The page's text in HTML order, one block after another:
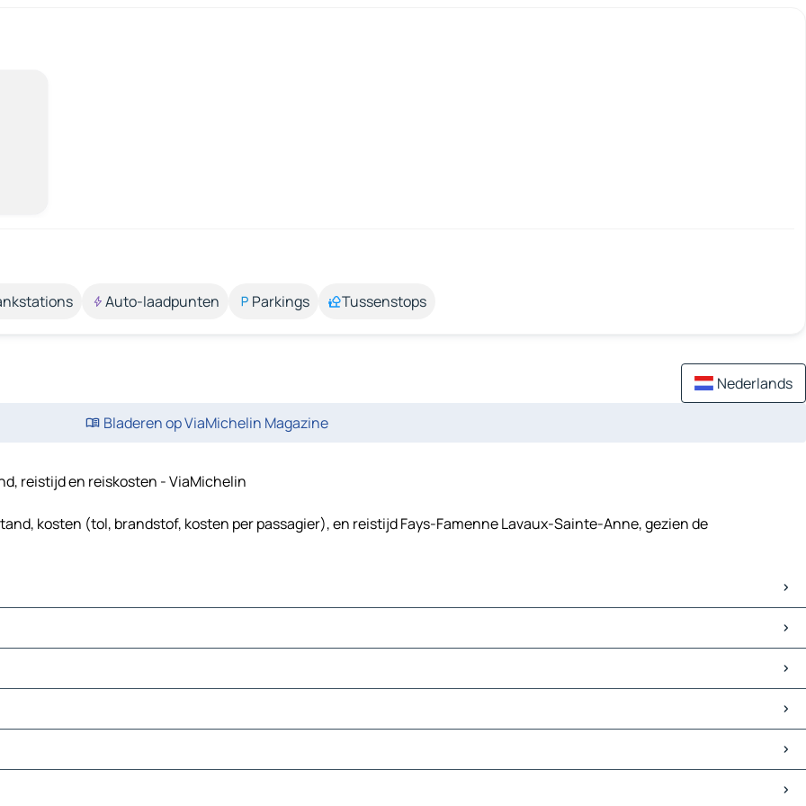
Auto-laadpunten Parkings Tussenstops
Nederlands
Bladeren op ViaMichelin Magazine
reistijd en reiskosten - ViaMichelin
kosten (tol, brandstof, kosten per passagier), en reistijd Fays-Famenne Lavaux-Sainte-Anne, gezien de